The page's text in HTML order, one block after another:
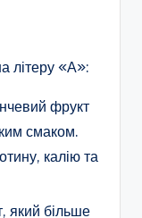
літеру «А»:
фрукт
смаком.
калію та
який більше